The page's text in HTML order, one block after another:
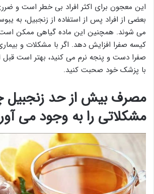
این معجون برای اکثر افراد بی خطر است و
بعضی از افراد پس از استفاده از زنجبیل، به
می شوند. همچنین این ماده گیاهی ممکن است
کیسه صفرا افزایش دهد. اگر با مشکلات و
صفرا دست و پنجه نرم می کنید، بهتر است قبل
با پزشک خود صحبت کنید.
مصرف بیش از حد زنجبیل
مشکلاتی را به وجود می